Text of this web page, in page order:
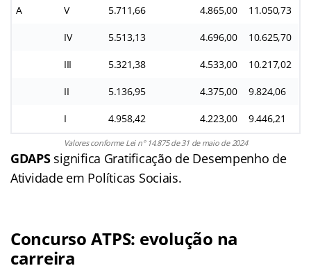
A V 5.711,66 4.865,00 11.050,73
IV 5.513,13 4.696,00 10.625,70
III 5.321,38 4.533,00 10.217,02
II 5.136,95 4.375,00 9.824,06
I 4.958,42 4.223,00 9.446,21
Valores conforme Lei n° 14.875 de 31 de maio de 2024
GDAPS significa Gratificação de Desempenho de
Atividade em Políticas Sociais.
Concurso ATPS: evolução na
carreira